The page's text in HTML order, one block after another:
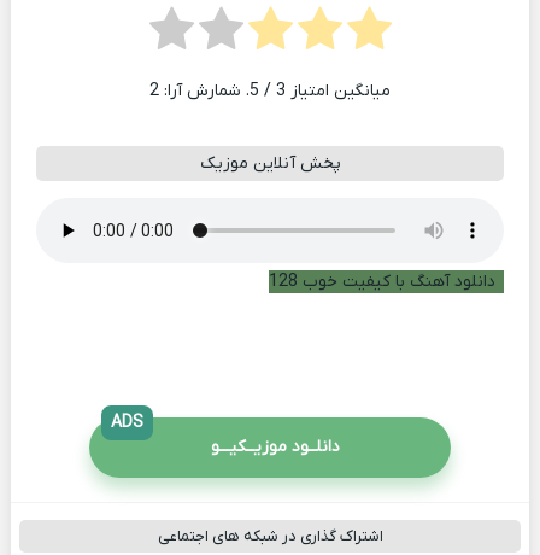
میانگین امتیاز 3 / 5. شمارش آرا: 2
پخش آنلاین موزیک
دانلود آهنگ با کیفیت خوب 128
دانلــود موزیــکیـــو
ADS
اشتراک گذاری در شبکه های اجتماعی